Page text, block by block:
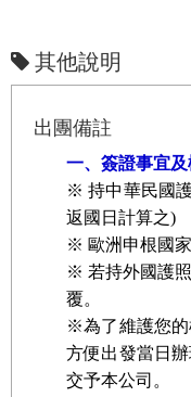
其他說明
出團備註
一、簽證事宜
※ 持中華民國
返國日計算之)
※ 歐洲申根國
※ 若持外國護
覆。
※為了維護您的
方便出發當日
交予本公司。